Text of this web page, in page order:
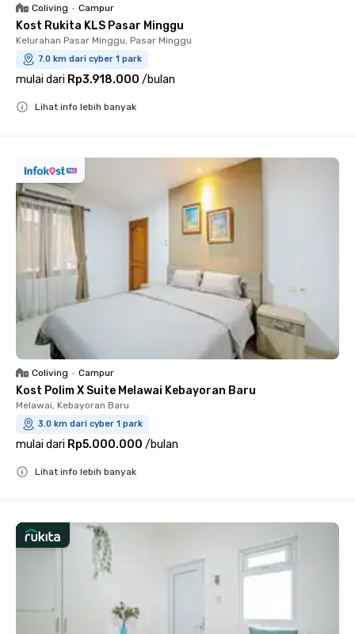
Coliving • Campur
Kost Rukita KLS Pasar Minggu
Kelurahan Pasar Minggu, Pasar Minggu
7.0 km dari cyber 1 park
mulai dari Rp3.918.000 /bulan
Lihat info lebih banyak
Coliving • Campur
Kost Polim X Suite Melawai Kebayoran Baru
Melawai, Kebayoran Baru
3.0 km dari cyber 1 park
mulai dari Rp5.000.000 /bulan
Lihat info lebih banyak